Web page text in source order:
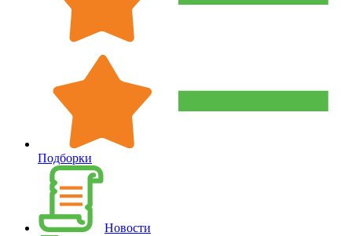
Подборки
Новости